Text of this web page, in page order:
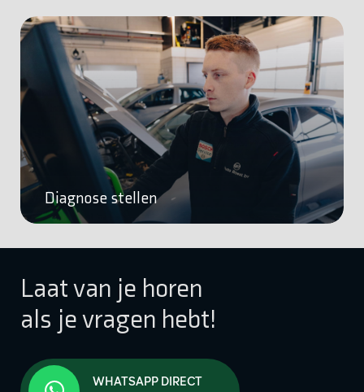
Diagnose stellen
Laat van je horen
als je vragen hebt!
WHATSAPP DIRECT